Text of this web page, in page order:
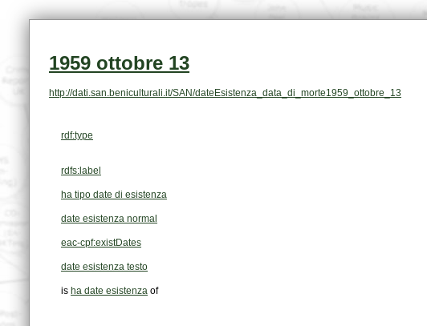
1959 ottobre 13
http://dati.san.beniculturali.it/SAN/dateEsistenza_data_di_morte1959_ottobre_13
rdf:type
rdfs:label
ha tipo date di esistenza
date esistenza normal
eac-cpf:existDates
date esistenza testo
is ha date esistenza of